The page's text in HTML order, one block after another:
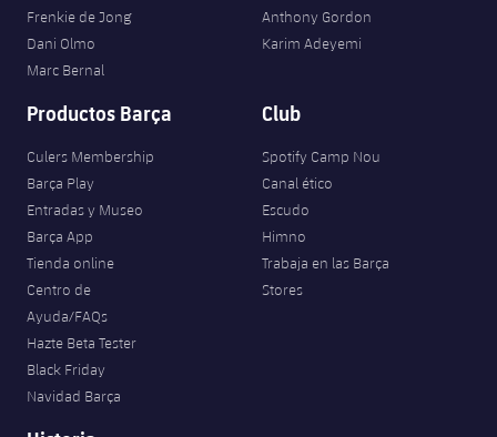
Frenkie de Jong
Dani Olmo
Marc Bernal
Anthony Gordon
Karim Adeyemi
Productos Barça
Culers Membership
Barça Play
Entradas y Museo
Barça App
Tienda online
Centro de
Ayuda/FAQs
Hazte Beta Tester
Black Friday
Navidad Barça
Club
Spotify Camp Nou
Canal ético
Escudo
Himno
Trabaja en las Barça
Stores